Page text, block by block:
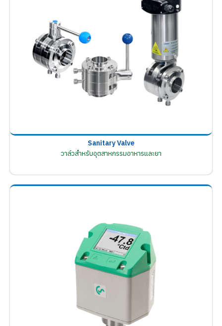
Sanitary Valve
วาล์วสำหรับอุตสาหกรรมอาหารและยา